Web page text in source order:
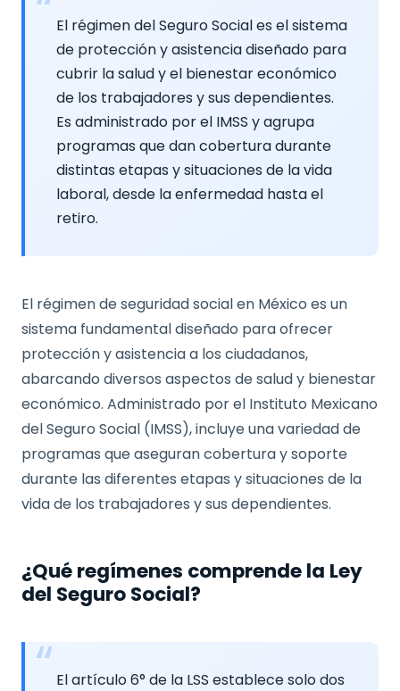
El régimen del Seguro Social es el sistema
de protección y asistencia diseñado para
cubrir la salud y el bienestar económico
de los trabajadores y sus dependientes.
Es administrado por el IMSS y agrupa
programas que dan cobertura durante
distintas etapas y situaciones de la vida
laboral, desde la enfermedad hasta el
retiro.
El régimen de seguridad social en México es un
sistema fundamental diseñado para ofrecer
protección y asistencia a los ciudadanos,
abarcando diversos aspectos de salud y bienestar
económico. Administrado por el Instituto Mexicano
del Seguro Social (IMSS), incluye una variedad de
programas que aseguran cobertura y soporte
durante las diferentes etapas y situaciones de la
vida de los trabajadores y sus dependientes.
¿Qué regímenes comprende la Ley
del Seguro Social?
El artículo 6° de la LSS establece solo dos